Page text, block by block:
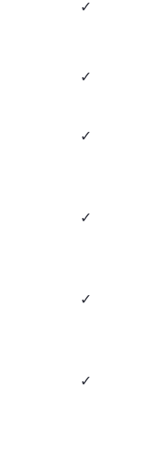
✓
✓
✓
✓
✓
✓